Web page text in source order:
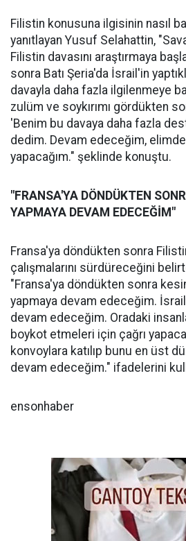
Filistin konusuna ilgisinin nasıl
yanıtlayan Yusuf Selahattin,
Filistin davasını araştırmaya
sonra Batı Şeria'da İsrail'in
davayla daha fazla ilgilenmeye
zulüm ve soykırımı gördükten
'Benim bu davaya daha fazla
dedim. Devam edeceğim,
yapacağım." şeklinde konuştu.
"FRANSA'YA DÖNDÜKTEN
YAPMAYA DEVAM EDECEĞİM"
Fransa'ya döndükten sonra
çalışmalarını sürdüreceğini
"Fransa'ya döndükten sonra
yapmaya devam edeceğim.
devam edeceğim. Oradaki
boykot etmeleri için çağrı
konvoylara katılıp bunu en üst
devam edeceğim." ifadelerini
ensonhaber